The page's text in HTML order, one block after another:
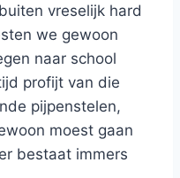
vreselijk hard
we gewoon
naar school
profijt van die
pijpenstelen,
moest gaan
bestaat immers